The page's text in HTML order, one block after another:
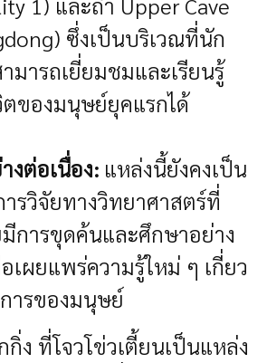
ซึ่งเป็นบริเวณที่นัก
มารถเยี่ยมชมและเรียนรู้
ตของมนุษย์ยุคแรกได้
งต่อเนื่อง: แหล่งนี้ยังคงเป็น
รวิจัยทางวิทยาศาสตร์ที่
การขุดค้นและศึกษาอย่าง
เผยแพร่ความรู้ใหม่ ๆ เกี่ยว
ารของมนุษย์
ง ที่โจวโข่วเตี้ยนเป็นแหล่ง